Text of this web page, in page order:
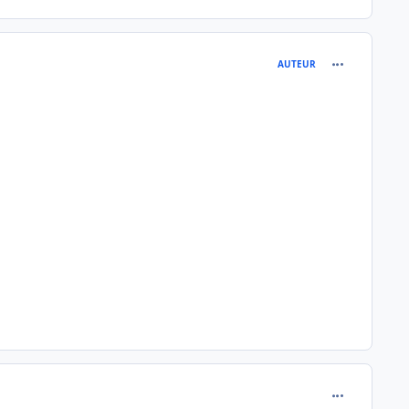
AUTEUR